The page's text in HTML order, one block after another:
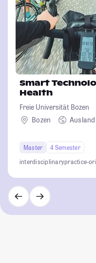
Smart
Health
Freie Universität Bozen
Bozen
Ausland
Master
4 Semester
interdisciplinarypractice-